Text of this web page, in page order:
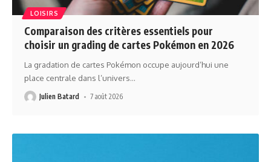
LOISIRS
Comparaison des critères essentiels pour
choisir un grading de cartes Pokémon en 2026
La gradation de cartes Pokémon occupe aujourd’hui une
place centrale dans l’univers…
Julien Batard 7 août 2026